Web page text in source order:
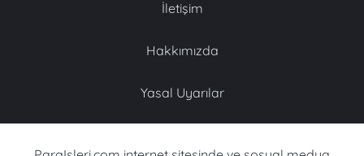
İletişim
Hakkımızda
Yasal Uyarılar